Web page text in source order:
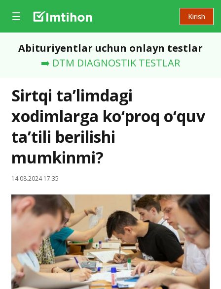
Kirish
Abituriyentlar uchun onlayn testlar
➡️ DTM DIAGNOSTIK TESTLAR
Sirtqi ta’limdagi
xodimlarga ko‘proq o‘quv
ta’tili berilishi
mumkinmi?
14.08.2024 17:35